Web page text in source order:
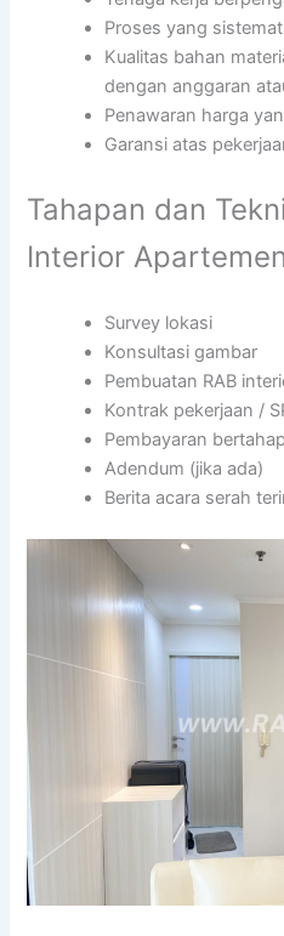
Proses yang
Kualitas bahan
dengan anggaran
Penawaran harga
Garansi atas
Tahapan dan
Interior
Survey lokasi
Konsultasi gambar
Pembuatan RAB
Kontrak pekerjaan /
Pembayaran bertahap
Adendum (jika ada)
Berita acara serah